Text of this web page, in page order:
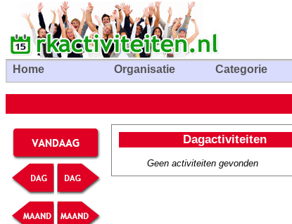
Home Organisatie Categorie
Dagactiviteiten
Geen activiteiten gevonden